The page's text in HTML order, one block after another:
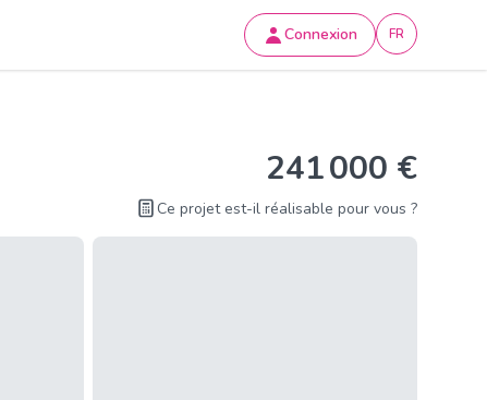
Connexion FR
241 000 €
Ce projet est-il réalisable pour vous ?